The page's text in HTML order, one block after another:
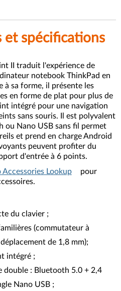
et spécifications
II traduit l'expérience de
notebook ThinkPad en
à sa forme, il présente les
en forme de plat pour plus de
intégré pour une navigation
sans souris. Il est polyvalent
ou Nano USB sans fil permet
et prend en charge Android
peuvent profiter du
d'entrée à 6 points.
Accessories Lookup
pour
du clavier ;
(commutateur à
de 1,8 mm);
intégré ;
double : Bluetooth 5.0 + 2,4
Nano USB ;